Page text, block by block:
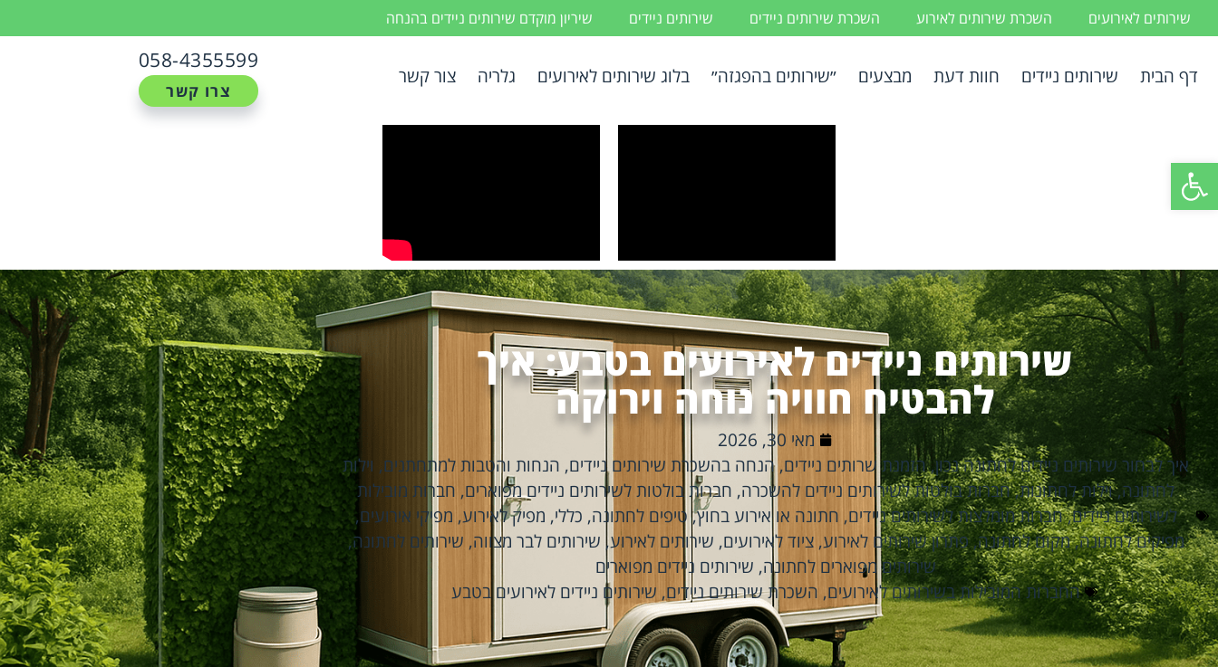
פתח סרגל נגישות
שירותים לאירועים השכרת שירותים לאירוע השכרת שירותים ניידים שירותים ניידים שיריון מוקדם שירותים ניידים בהנחה
דף הבית שירותים ניידים חוות דעת מבצעים ״שירותים בהפגזה״ בלוג שירותים לאירועים גלריה צור קשר
058-4355599
צרו קשר
שירותים ניידים לאירועים בטבע: איך
להבטיח חוויה נוחה וירוקה
מאי 30, 2026
איך לבחור שירותים ניידים לחתונה נכון,הזמנת שרותים ניידים,הנחה בהשכרת שירותים ניידים, הנחות והטבות למתחתנים, וילות
לחתונה,וילות לחתונות,חברות בולטות לשירותים ניידים להשכרה, חברות בולטות לשירותים ניידים מפוארים, חברות מובילות
לשירותים ניידים,חברות מומלצות לשירותים ניידים, חתונה או אירוע בחוץ,טיפים לחתונה, כללי, מפיק לאירוע, מפיקי אירועים,
מפיקים לחתונה,מקום לחתונה,פתרון שירותים לאירוע,ציוד לאירועים, שירותים לאירוע, שירותים לבר מצווה, שירותים לחתונה,
שירותים מפוארים לחתונה, שירותים ניידים מפוארים
החברות המובילות בשירותים לאירועים, השכרת שירותים ניידים, שירותים ניידים לאירועים בטבע